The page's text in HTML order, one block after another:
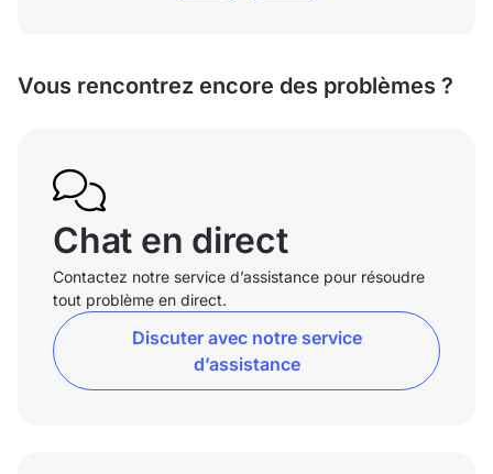
Vous rencontrez encore des problèmes ?
Chat en direct
Contactez notre service d’assistance pour résoudre
tout problème en direct.
Discuter avec notre service
d’assistance